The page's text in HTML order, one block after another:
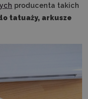
producenta takich
tatuaży, arkusze